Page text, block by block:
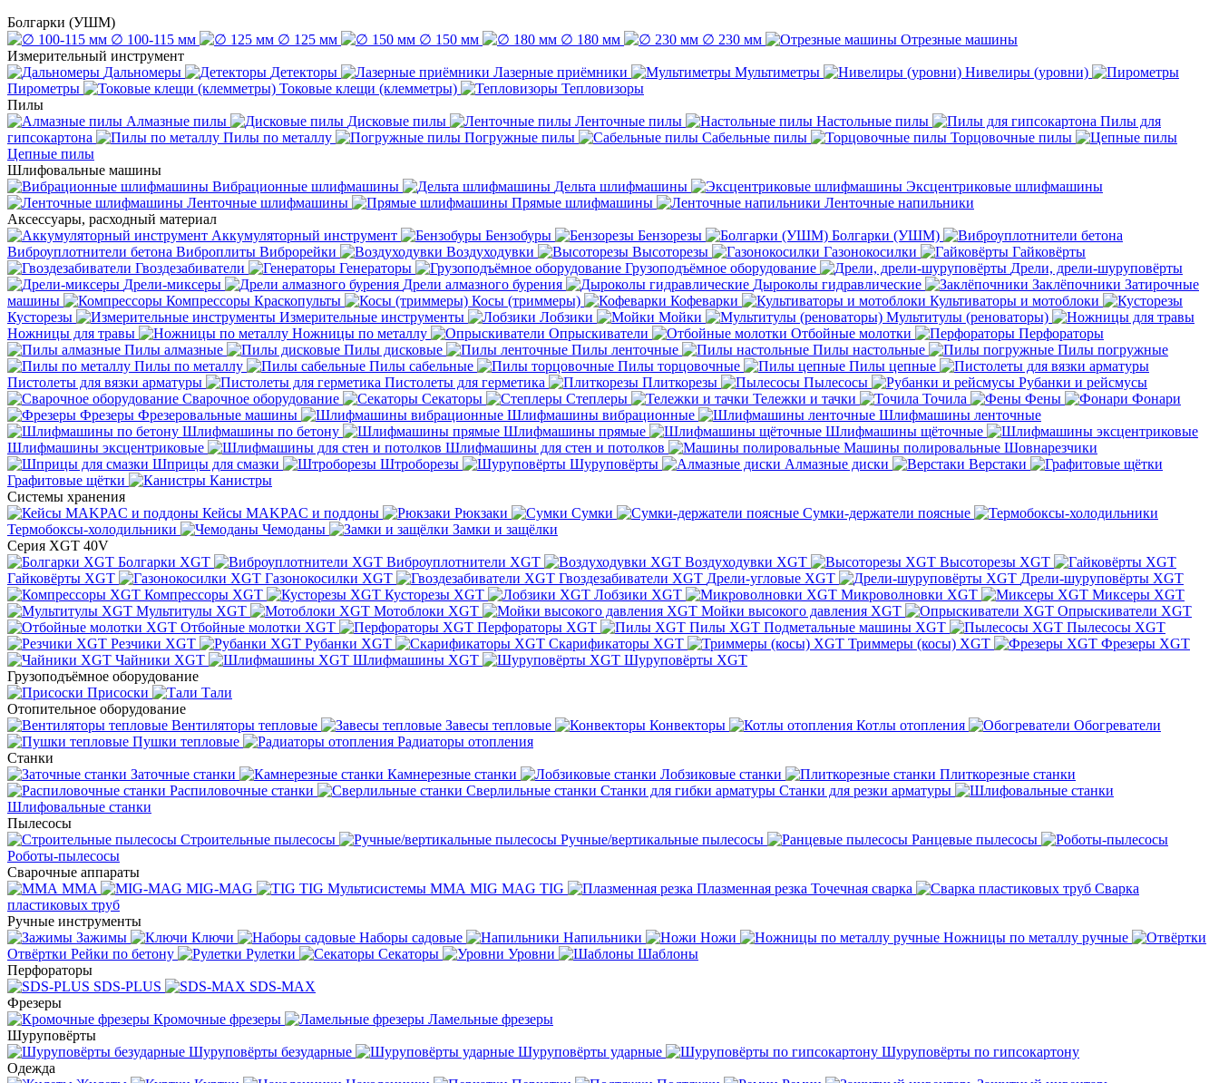
Болгарки (УШМ)
∅ 100-115 мм
∅ 125 мм ∅ 150 мм ∅ 180 мм ∅ 230 мм
Отрезные машины
Измерительный инструмент
Дальномеры
Детекторы Лазерные приёмники Мультиметры
Нивелиры (уровни)
Пирометры
Токовые клещи (клемметры)
Тепловизоры
Пилы
Алмазные пилы
Дисковые пилы Ленточные пилы Настольные пилы
Пилы для
гипсокартона
Пилы по металлу Погружные пилы Сабельные пилы
Торцовочные пилы
Цепные пилы
Шлифовальные машины
Вибрационные шлифмашины
Дельта шлифмашины
Эксцентриковые шлифмашины
Ленточные шлифмашины
Прямые шлифмашины
Ленточные напильники
Аксессуары, расходный материал
Аккумуляторный инструмент
Бензобуры Бензорезы
Болгарки (УШМ)
Виброуплотнители бетона Виброплиты Виброрейки Воздуходувки Высоторезы Газонокосилки
Гайковёрты
Гвоздезабиватели
Генераторы Грузоподъёмное оборудование
Дрели, дрели-шуруповёрты
Дрели-миксеры
Дрели алмазного бурения Дыроколы гидравлические Заклёпочники Затирочные
машины
Компрессоры Краскопульты Косы (триммеры) Кофеварки
Культиваторы и мотоблоки
Кусторезы
Измерительные инструменты Лобзики Мойки
Мультитулы (реноваторы)
Ножницы для травы
Ножницы по металлу Опрыскиватели Отбойные молотки
Перфораторы
Пилы алмазные
Пилы дисковые Пилы ленточные Пилы настольные
Пилы погружные
Пилы по металлу
Пилы сабельные Пилы торцовочные
Пилы цепные
Пистолеты для вязки арматуры
Пистолеты для герметика Плиткорезы Пылесосы
Рубанки и рейсмусы
Сварочное оборудование
Секаторы Степлеры Тележки и тачки Точила Фены
Фонари
Фрезеры Фрезеровальные машины Шлифмашины вибрационные
Шлифмашины ленточные
Шлифмашины по бетону
Шлифмашины прямые
Шлифмашины щёточные
Шлифмашины эксцентриковые
Шлифмашины для стен и потолков Машины полировальные Шовнарезчики
Шприцы для смазки
Штроборезы Шуруповёрты Алмазные диски
Верстаки
Графитовые щётки
Канистры
Системы хранения
Кейсы MAKPAC и поддоны
Рюкзаки Сумки
Сумки-держатели поясные
Термобоксы-холодильники
Чемоданы
Замки и защёлки
Серия XGT 40V
Болгарки XGT
Виброуплотнители XGT Воздуходувки XGT
Высоторезы XGT
Гайковёрты XGT
Газонокосилки XGT Гвоздезабиватели XGT Дрели-угловые XGT
Дрели-шуруповёрты XGT
Компрессоры XGT
Кусторезы XGT Лобзики XGT Микроволновки XGT
Миксеры XGT
Мультитулы XGT
Мотоблоки XGT Мойки высокого давления XGT
Опрыскиватели XGT
Отбойные молотки XGT
Перфораторы XGT Пилы XGT Подметальные машины XGT
Пылесосы XGT
Резчики XGT
Рубанки XGT Скарификаторы XGT Триммеры (косы) XGT
Фрезеры XGT
Чайники XGT
Шлифмашины XGT
Шуруповёрты XGT
Грузоподъёмное оборудование
Присоски
Тали
Отопительное оборудование
Вентиляторы тепловые
Завесы тепловые Конвекторы Котлы отопления
Обогреватели
Пушки тепловые
Радиаторы отопления
Станки
Заточные станки
Камнерезные станки Лобзиковые станки
Плиткорезные станки
Распиловочные станки
Сверлильные станки Станки для гибки арматуры Станки для резки арматуры
Шлифовальные станки
Пылесосы
Строительные пылесосы
Ручные/вертикальные пылесосы
Ранцевые пылесосы
Роботы-пылесосы
Сварочные аппараты
MMA
MIG-MAG TIG Мультисистемы ММА MIG MAG TIG Плазменная резка Точечная сварка
Cварка
пластиковых труб
Ручные инструменты
Зажимы
Ключи Наборы садовые Напильники Ножи
Ножницы по металлу ручные
Отвёртки Рейки по бетону Рулетки Секаторы Уровни
Шаблоны
Перфораторы
SDS-PLUS
SDS-MAX
Фрезеры
Кромочные фрезеры
Ламельные фрезеры
Шуруповёрты
Шуруповёрты безударные
Шуруповёрты ударные
Шуруповёрты по гипсокартону
Одежда